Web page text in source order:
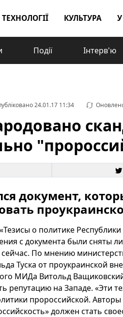
ТЕХНОЛОГІЇ КУЛЬТУРА У
Події Інтерв'ю
24.01.17 11:34
документ,
о политике
с документа были сняты
По мнению
Туска от проукраинской
МИДа Витольд
репутацию на Западе. «Эти
пророссийской.
должен стать